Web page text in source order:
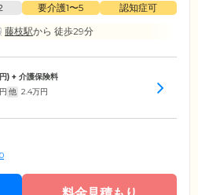
要介護1〜5
認知症可
藤枝駅から 徒歩29分
円) + 介護保険料
他 2.4万円